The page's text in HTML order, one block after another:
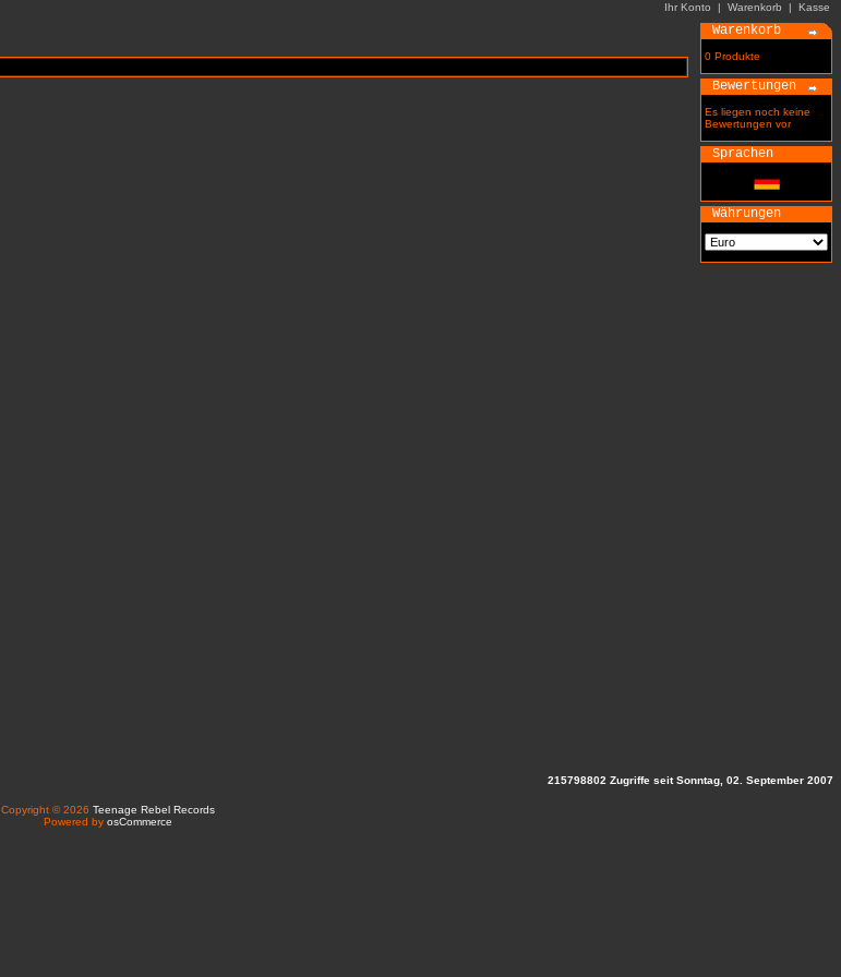
Ihr Konto | Warenkorb | Kasse
Warenkorb
0 Produkte
Bewertungen
Es liegen noch keine
Bewertungen vor
Sprachen
Währungen
215798802 Zugriffe seit Sonntag, 02. September 2007
Copyright © 2026 Teenage Rebel Records
Powered by osCommerce